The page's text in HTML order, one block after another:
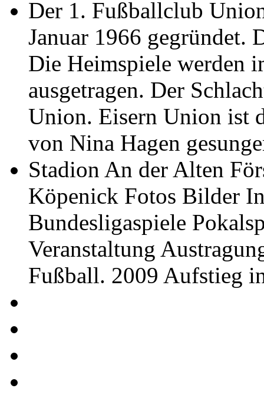
Der 1. Fußballclub
Januar 1966 gegründet.
Die Heimspiele werden
ausgetragen. Der
Union. Eisern Union ist
von Nina Hagen
Stadion An der Alten
Köpenick Fotos Bilder
Bundesligaspiele
Veranstaltung
Fußball. 2009 Aufstieg